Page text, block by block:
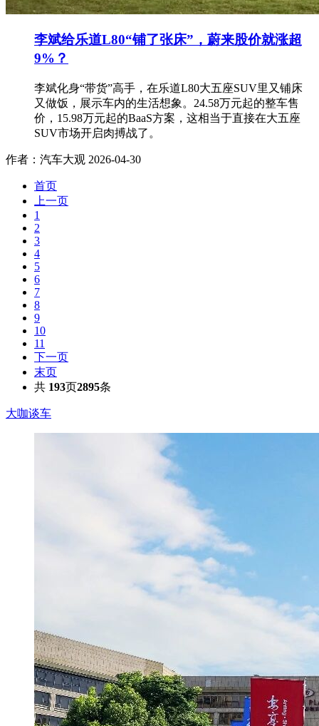
李斌给乐道L80“铺了张床”，蔚来股价就涨超
9%？
李斌化身“带货”高手，在乐道L80大五座SUV里又铺床
又做饭，展示车内的生活想象。24.58万元起的整车售
价，15.98万元起的BaaS方案，这相当于直接在大五座
SUV市场开启肉搏战了。
作者：汽车大观 2026-04-30
首页
上一页
1
2
3
4
5
6
7
8
9
10
11
下一页
末页
共 193页2895条
大咖谈车